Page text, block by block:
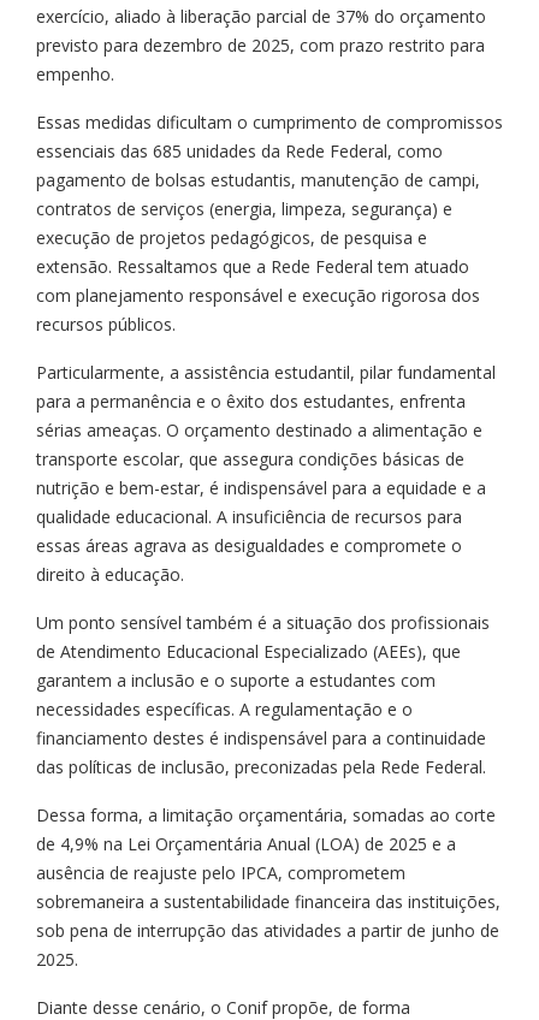
exercício, aliado à liberação parcial de 37% do orçamento
previsto para dezembro de 2025, com prazo restrito para
empenho.
Essas medidas dificultam o cumprimento de compromissos
essenciais das 685 unidades da Rede Federal, como
pagamento de bolsas estudantis, manutenção de campi,
contratos de serviços (energia, limpeza, segurança) e
execução de projetos pedagógicos, de pesquisa e
extensão. Ressaltamos que a Rede Federal tem atuado
com planejamento responsável e execução rigorosa dos
recursos públicos.
Particularmente, a assistência estudantil, pilar fundamental
para a permanência e o êxito dos estudantes, enfrenta
sérias ameaças. O orçamento destinado a alimentação e
transporte escolar, que assegura condições básicas de
nutrição e bem-estar, é indispensável para a equidade e a
qualidade educacional. A insuficiência de recursos para
essas áreas agrava as desigualdades e compromete o
direito à educação.
Um ponto sensível também é a situação dos profissionais
de Atendimento Educacional Especializado (AEEs), que
garantem a inclusão e o suporte a estudantes com
necessidades específicas. A regulamentação e o
financiamento destes é indispensável para a continuidade
das políticas de inclusão, preconizadas pela Rede Federal.
Dessa forma, a limitação orçamentária, somadas ao corte
de 4,9% na Lei Orçamentária Anual (LOA) de 2025 e a
ausência de reajuste pelo IPCA, comprometem
sobremaneira a sustentabilidade financeira das instituições,
sob pena de interrupção das atividades a partir de junho de
2025.
Diante desse cenário, o Conif propõe, de forma